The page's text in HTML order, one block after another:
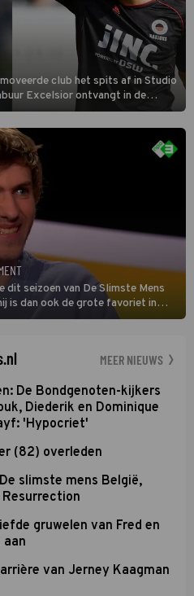
club het spits af in Studio
Excelsior ontvangt in de
Eredivisieseizoen. De nieuwe
wil aanvallend voetballen.
dit seizoen van De Slimste Mens
is dan ook de grote favoriet in
inbreng, want komiek
MEER NIEUWS
De Bondgenoten-kijkers
Diederik en Dominique
'Hypocriet'
(82) overleden
slimste mens België,
gruwelen van Fred en
aan
van Jerney Kaagman